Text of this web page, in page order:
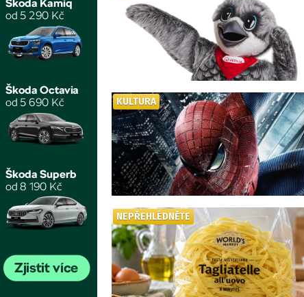
KULTURA
NEPŘEHLÉDNĚTE